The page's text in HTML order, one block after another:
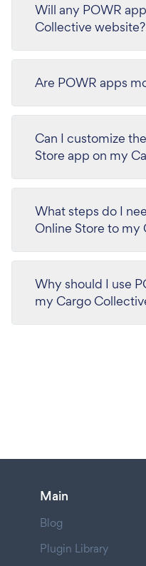
Will any POWR
Collective website?
Are POWR apps
Can I customize
Store app on my
What steps do I
Online Store to my
Why should I use
my Cargo
Main
Blog
Plugin Library